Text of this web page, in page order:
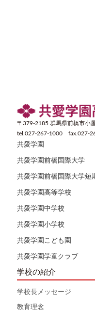
〒379-2185 群馬県前橋市小
tel.027-267-1000 fax.027-
共愛学園
共愛学園前橋国際大学
共愛学園前橋国際大学短
共愛学園高等学校
共愛学園中学校
共愛学園小学校
共愛学園こども園
共愛学園学童クラブ
学校の紹介
学校長メッセージ
教育理念